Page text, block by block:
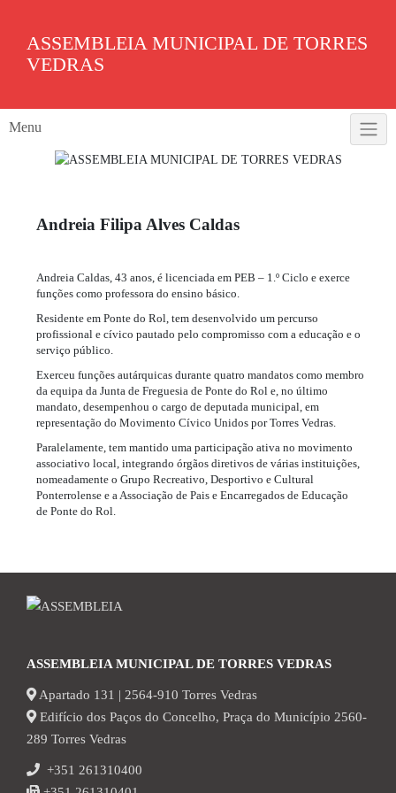
contentASSEMBLEIA MUNICIPAL DE TORRES
VEDRAS
Menu
Andreia Filipa Alves Caldas
Andreia Caldas, 43 anos, é licenciada em PEB – 1.º Ciclo e exerce
funções como professora do ensino básico.
Residente em Ponte do Rol, tem desenvolvido um percurso
profissional e cívico pautado pelo compromisso com a educação e o
serviço público.
Exerceu funções autárquicas durante quatro mandatos como membro
da equipa da Junta de Freguesia de Ponte do Rol e, no último
mandato, desempenhou o cargo de deputada municipal, em
representação do Movimento Cívico Unidos por Torres Vedras.
Paralelamente, tem mantido uma participação ativa no movimento
associativo local, integrando órgãos diretivos de várias instituições,
nomeadamente o Grupo Recreativo, Desportivo e Cultural
Ponterrolense e a Associação de Pais e Encarregados de Educação
de Ponte do Rol.
ASSEMBLEIA MUNICIPAL DE TORRES VEDRAS
Apartado 131 | 2564-910 Torres Vedras
Edifício dos Paços do Concelho, Praça do Município 2560-
289 Torres Vedras
+351 261310400